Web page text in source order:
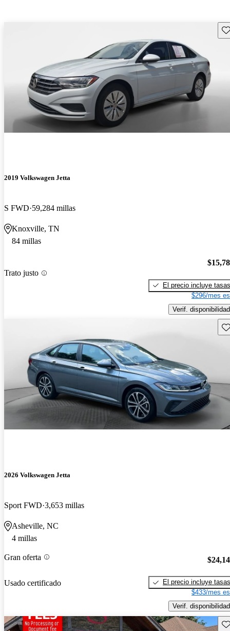
2019 Volkswagen Jetta
S FWD 59,284 millas
Knoxville, TN
84 millas
Trato justo
El precio incluye tasas
$296/mes
Verif. disponibilidad
2026 Volkswagen Jetta
Sport FWD 3,653 millas
Asheville, NC
4 millas
Gran oferta
Usado certificado
El precio incluye tasas
$433/mes
Verif. disponibilidad